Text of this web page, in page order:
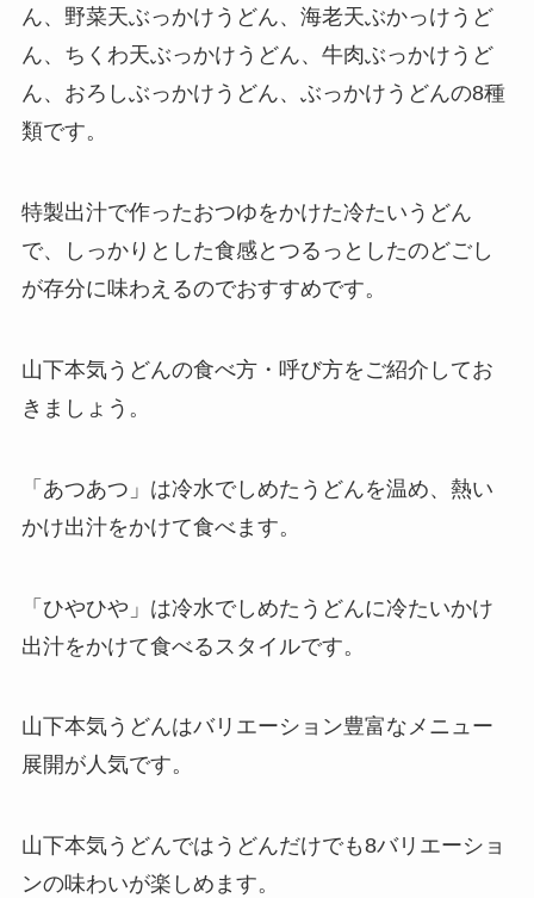
ん、野菜天ぶっかけうどん、海老天ぶかっけうど
ん、ちくわ天ぶっかけうどん、牛肉ぶっかけうど
ん、おろしぶっかけうどん、ぶっかけうどんの8種
類です。
特製出汁で作ったおつゆをかけた冷たいうどん
で、しっかりとした食感とつるっとしたのどごし
が存分に味わえるのでおすすめです。
山下本気うどんの食べ方・呼び方をご紹介してお
きましょう。
「あつあつ」は冷水でしめたうどんを温め、熱い
かけ出汁をかけて食べます。
「ひやひや」は冷水でしめたうどんに冷たいかけ
出汁をかけて食べるスタイルです。
山下本気うどんはバリエーション豊富なメニュー
展開が人気です。
山下本気うどんではうどんだけでも8バリエーショ
ンの味わいが楽しめます。